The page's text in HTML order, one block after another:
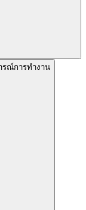
รณ์การทำงาน